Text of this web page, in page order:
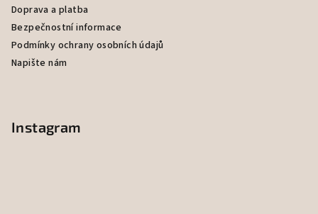
Doprava a platba
Bezpečnostní informace
Podmínky ochrany osobních údajů
Napište nám
Instagram